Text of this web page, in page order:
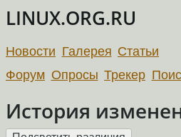
LINUX.ORG.RU
Новости Галерея Статьи
Форум Опросы Трекер
История